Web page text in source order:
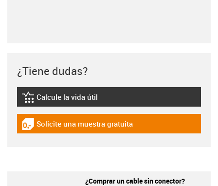
¿Tiene dudas?
igus-icon-lebensdauerrechner
Calcule la vida útil
igus-icon-gratismuster
Solicite una muestra gratuita
¿Comprar un cable sin conector?